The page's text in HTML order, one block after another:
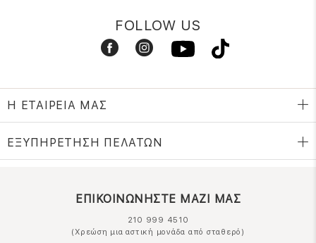
FOLLOW US
Η ΕΤΑΙΡΕΙΑ ΜΑΣ
ΕΞΥΠΗΡΕΤΗΣΗ ΠΕΛΑΤΩΝ
ΕΠΙΚΟΙΝΩΝΗΣΤΕ ΜΑΖΙ ΜΑΣ
210 999 4510
(Χρεώση μια αστική μονάδα από σταθερό)